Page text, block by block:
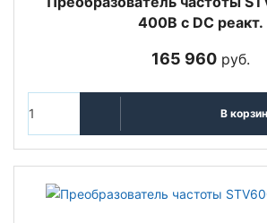
400В с DC реакт.
165 960 руб.
В